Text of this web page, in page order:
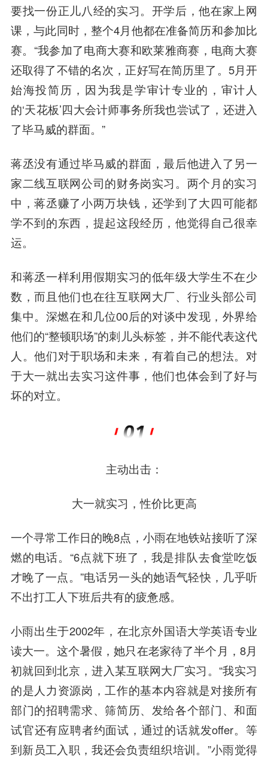
要找一份正儿八经的实习。开学后，他在家上网
课，与此同时，整个4月他都在准备简历和参加比
赛。“我参加了电商大赛和欧莱雅商赛，电商大赛
还取得了不错的名次，正好写在简历里了。5月开
始海投简历，因为我是学审计专业的，审计人
的‘天花板’四大会计师事务所我也尝试了，还进入
了毕马威的群面。”
蒋丞没有通过毕马威的群面，最后他进入了另一
家二线互联网公司的财务岗实习。两个月的实习
中，蒋丞赚了小两万块钱，还学到了大四可能都
学不到的东西，提起这段经历，他觉得自己很幸
运。
和蒋丞一样利用假期实习的低年级大学生不在少
数，而且他们也在往互联网大厂、行业头部公司
集中。深燃在和几位00后的对谈中发现，外界给
他们的“整顿职场”的刺儿头标签，并不能代表这代
人。他们对于职场和未来，有着自己的想法。对
于大一就出去实习这件事，他们也体会到了好与
坏的对立。
主动出击：
大一就实习，性价比更高
一个寻常工作日的晚8点，小雨在地铁站接听了深
燃的电话。“6点就下班了，我是排队去食堂吃饭
才晚了一点。”电话另一头的她语气轻快，几乎听
不出打工人下班后共有的疲惫感。
小雨出生于2002年，在北京外国语大学英语专业
读大一。这个暑假，她只在老家待了半个月，8月
初就回到北京，进入某互联网大厂实习。“我实习
的是人力资源岗，工作的基本内容就是对接所有
部门的招聘需求、筛简历、发给各个部门、和面
试官还有应聘者约面试，通过的话就发offer。等
到新员工入职，我还会负责组织培训。”小雨觉得